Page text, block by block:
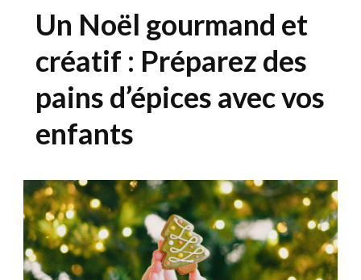
Un Noël gourmand et
créatif : Préparez des
pains d’épices avec vos
enfants